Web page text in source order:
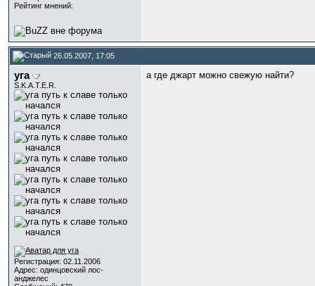
Рейтинг мнений:
26.05.2007, 17:05
уга
S.K.A.T.E.R.
Регистрация: 02.11.2006
Адрес: одинцовский лос-
анджелес
а где джарт можно свежую найти?